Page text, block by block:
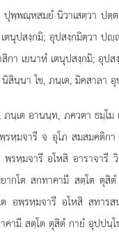
ปุพฺพณฺหสมยํ นิวาเสตฺวา ปตฺ
ตนุปสงฺกมิ; อุปสงฺกมิตฺวา ป
กา เยนาหํ เตนุปสงฺกมิ; อุป
สินฺนา โข, ภนฺเต, มิคสาลา
นฺเต อานนฺท, ภควตา ธมฺโม
หฺมจารี จ อุโภ สมสมคติก
รหฺมจารี อโหสิ อาราจารี
ากโต สกทาคามี สตฺโต ตุสิ
อพฺรหฺมจารี อโหสิ สทารส
คามี สตฺโต ตุสิตํ กายํ อุปปนฺ